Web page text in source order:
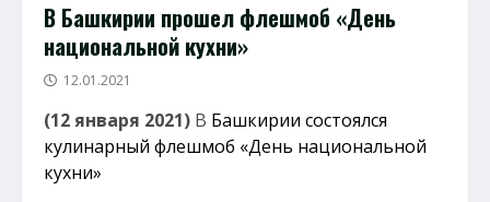
В Башкирии прошел флешмоб «День
национальной кухни»
12.01.2021
(12 января 2021) В Башкирии состоялся
кулинарный флешмоб «День национальной
кухни»